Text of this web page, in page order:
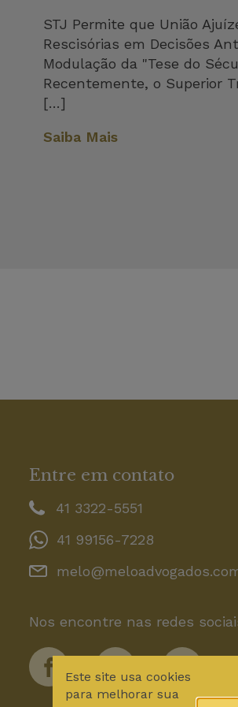
STJ Permite que União
Rescisórias em Decisões
Modulação da "Tese do
Recentemente, o Superior
[…]
Saiba Mais
Entre em contato
41 3322-5551
41 99156-7228
Nos encontre nas redes
Este site usa cookies
para melhorar sua